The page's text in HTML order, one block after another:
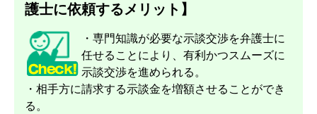
護士に依頼するメリット】
・専門知識が必要な示談交渉を弁護士に
任せることにより、有利かつスムーズに
示談交渉を進められる。
・相手方に請求する示談金を増額させることができ
る。